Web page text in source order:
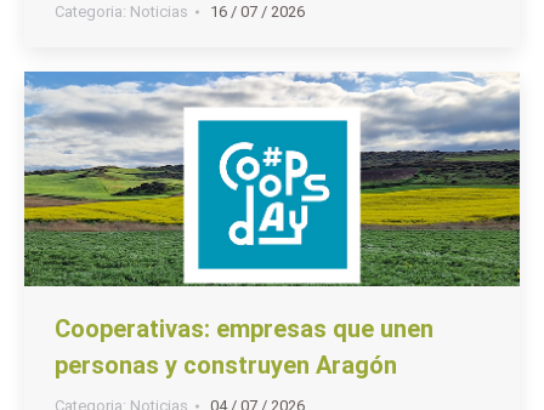
Categoria: Noticias 16 / 07 / 2026
Cooperativas: empresas que unen
personas y construyen Aragón
Categoria: Noticias 04 / 07 / 2026